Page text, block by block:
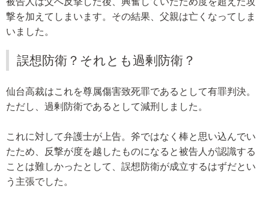
撃を加えてしまいます。その結果、父親は亡くなってしま
いました。
誤想防衛？それとも過剰防衛？
仙台高裁はこれを尊属傷害致死罪であるとして有罪判決。
ただし、過剰防衛であるとして減刑しました。
これに対して弁護士が上告。斧ではなく棒と思い込んでい
たため、反撃が度を越したものになると被告人が認識する
ことは難しかったとして、誤想防衛が成立するはずだとい
う主張でした。